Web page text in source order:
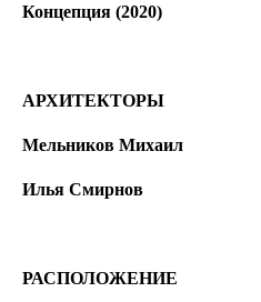
Концепция (2020)
АРХИТЕКТОРЫ
Мельников Михаил
Илья Смирнов
РАСПОЛОЖЕНИЕ